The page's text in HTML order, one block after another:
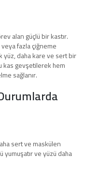
alan güçlü bir kastır.
veya fazla çiğneme
daha kare ve sert bir
kas gevşetilerek hem
sağlanır.
sert ve maskülen
ve yüzü daha